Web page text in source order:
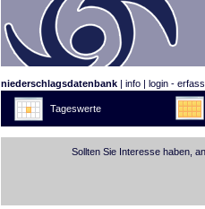
niederschlagsdatenbank| info| login -
Tageswerte
Sollten Sie Interesse haben,